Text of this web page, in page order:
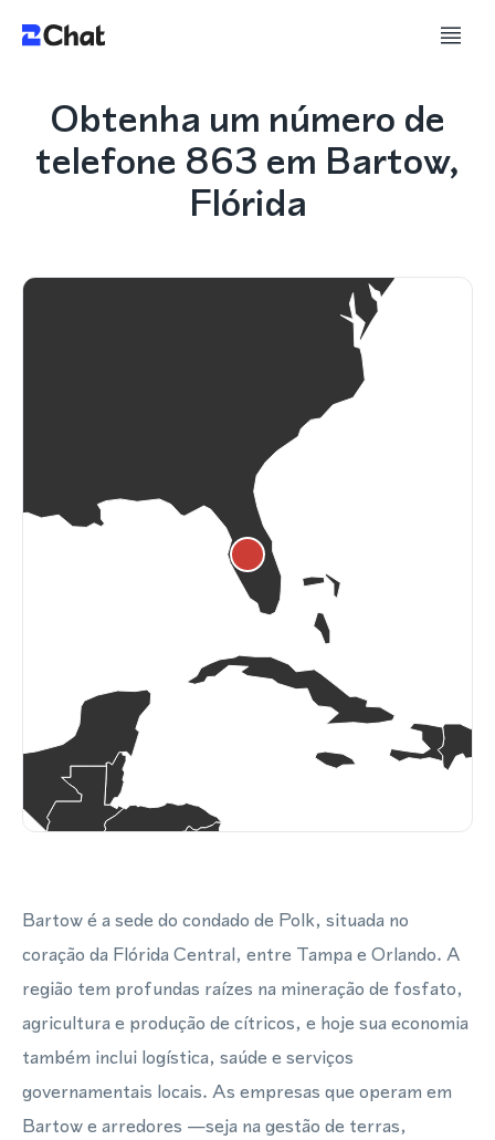
Obtenha um número de
telefone 863 em Bartow,
Flórida
Bartow é a sede do condado de Polk, situada no
coração da Flórida Central, entre Tampa e Orlando. A
região tem profundas raízes na mineração de fosfato,
agricultura e produção de cítricos, e hoje sua economia
também inclui logística, saúde e serviços
governamentais locais. As empresas que operam em
Bartow e arredores —seja na gestão de terras,